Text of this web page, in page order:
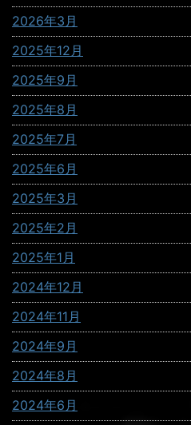
2026年3月
2025年12月
2025年9月
2025年8月
2025年7月
2025年6月
2025年3月
2025年2月
2025年1月
2024年12月
2024年11月
2024年9月
2024年8月
2024年6月